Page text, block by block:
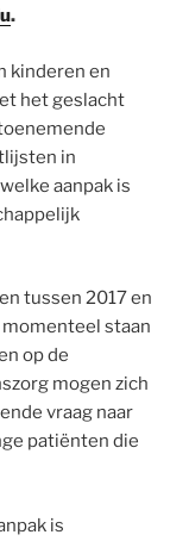
.
kinderen en
het geslacht
in
aanpak is
tussen 2017 en
staan
op de
mogen zich
vraag naar
patiënten die
is